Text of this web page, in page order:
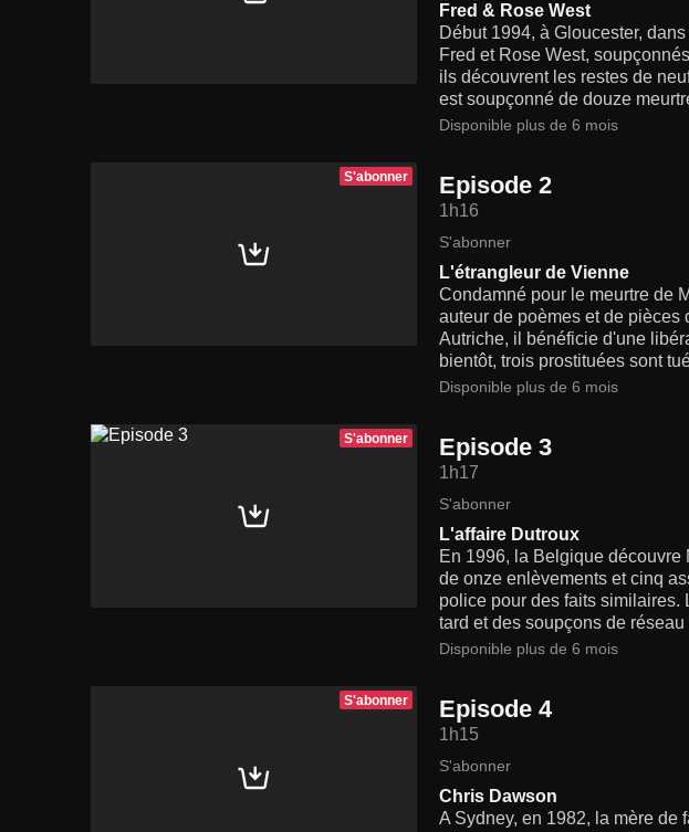
Fred & Rose West
Début 1994, à Gloucester,
Fred et Rose West,
ils découvrent les restes de
est soupçonné de douze
Disponible plus de 6 mois
S'abonner Episode 2
1h16
S'abonner
L'étrangleur de Vienne
Condamné pour le meurtre de
auteur de poèmes et de pièces
Autriche, il bénéficie d'une
bientôt, trois prostituées sont
Disponible plus de 6 mois
S'abonner Episode 3
1h17
S'abonner
L'affaire Dutroux
En 1996, la Belgique découvre
de onze enlèvements et cinq
police pour des faits similaires.
tard et des soupçons de
Disponible plus de 6 mois
S'abonner Episode 4
1h15
S'abonner
Chris Dawson
A Sydney, en 1982, la mère de